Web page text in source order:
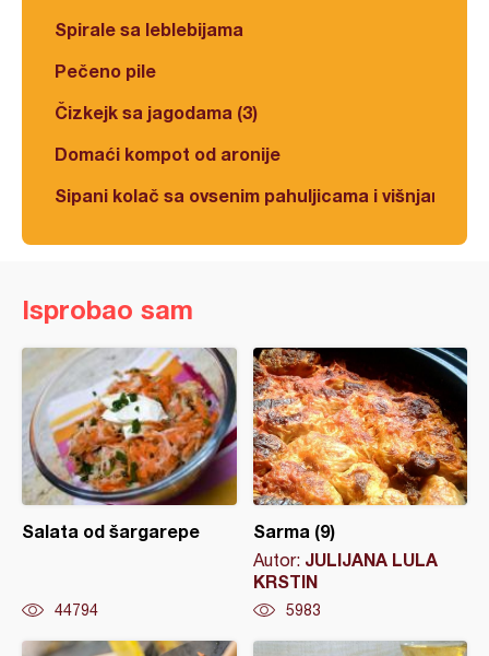
Spirale sa leblebijama
Pečeno pile
Čizkejk sa jagodama (3)
Domaći kompot od aronije
Sipani kolač sa ovsenim pahuljicama i višnjama
Isprobao sam
Salata od šargarepe
44794
Sarma (9)
Autor: JULIJANA LULA
KRSTIN
5983